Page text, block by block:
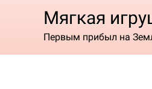
Мягкая
Первым прибыл на